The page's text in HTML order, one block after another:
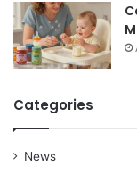
Categories
News